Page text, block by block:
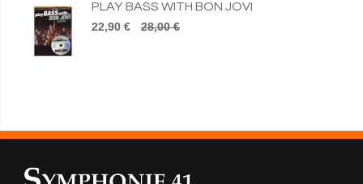
PLAY BASS WITH BON JOVI
22,90 €
28,00 €